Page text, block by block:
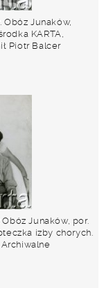
Obóz Junaków,
KARTA,
Piotr Balcer
Junaków, por.
izby chorych.